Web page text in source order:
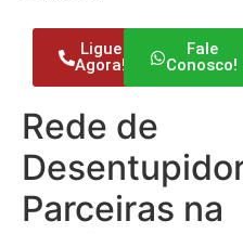
Ligue
Agora!
Fale
Conosco!
Rede de
Parceiras na